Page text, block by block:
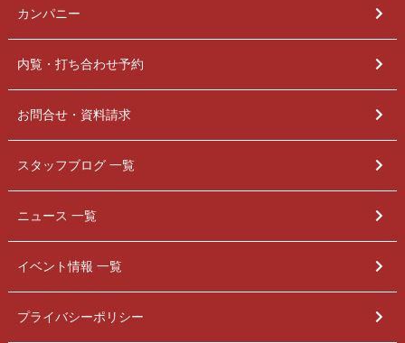
カンパニー
内覧・打ち合わせ予約
お問合せ・資料請求
スタッフブログ 一覧
ニュース 一覧
イベント情報 一覧
プライバシーポリシー